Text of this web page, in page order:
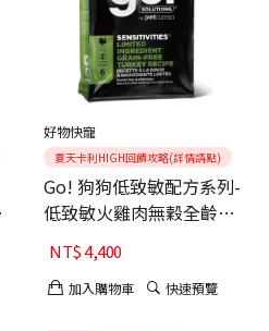
好物快寵
夏天卡利HIGH回饋攻略(詳情請點)
Go! 狗狗低致敏配方系列-
低致敏火雞肉無穀全齡犬
22LB (狗主食、狗飼料)
NT$4,400
加入購物車 快速預覽